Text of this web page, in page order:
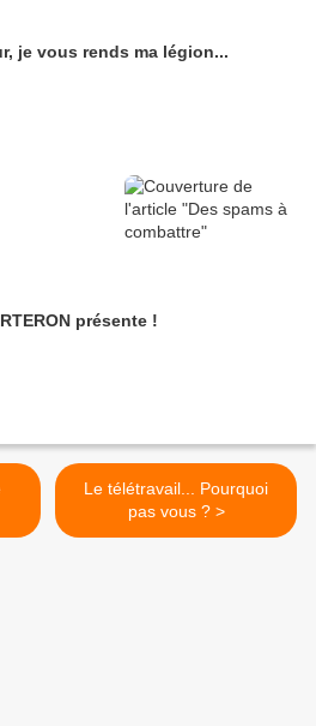
je vous rends ma légion...
? CARTERON présente !
Le télétravail... Pourquoi
pas vous ? >